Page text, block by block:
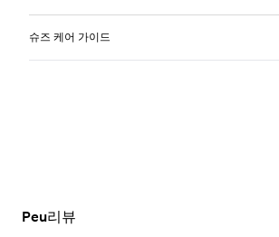
슈즈 케어 가이드
Peu리뷰